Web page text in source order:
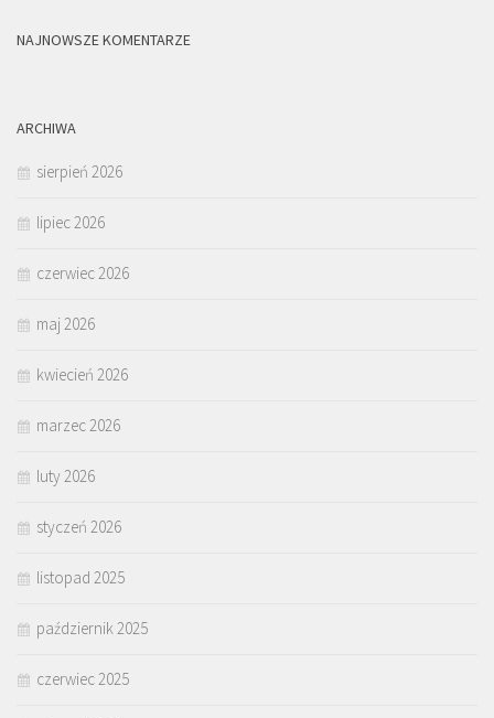
NAJNOWSZE KOMENTARZE
ARCHIWA
sierpień 2026
lipiec 2026
czerwiec 2026
maj 2026
kwiecień 2026
marzec 2026
luty 2026
styczeń 2026
listopad 2025
październik 2025
czerwiec 2025